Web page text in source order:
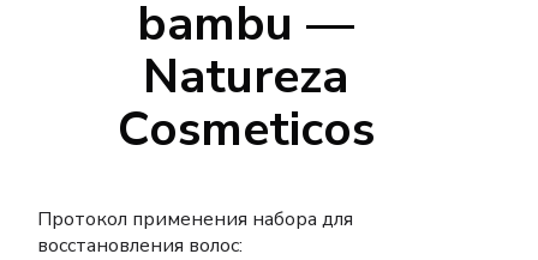
bambu —
Natureza
Cosmeticos
Протокол применения набора для
восстановления волос: